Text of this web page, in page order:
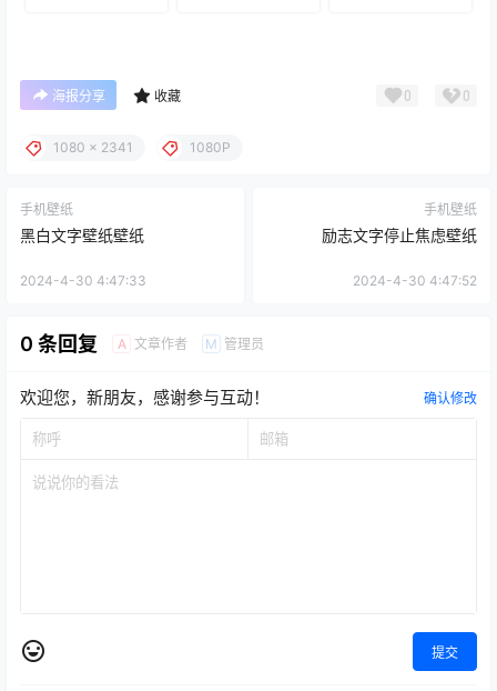
海报分享 收藏 0 0
1080 x 2341 1080P
手机壁纸
黑白文字壁纸壁纸
2024-4-30 4:47:33
手机壁纸
励志文字停止焦虑壁纸
2024-4-30 4:47:52
0 条回复 A 文章作者 M 管理员
欢迎您，新朋友，感谢参与互动！ 确认修改
提交